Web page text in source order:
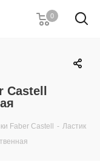
0
Castell
Faber Castell - Ластик